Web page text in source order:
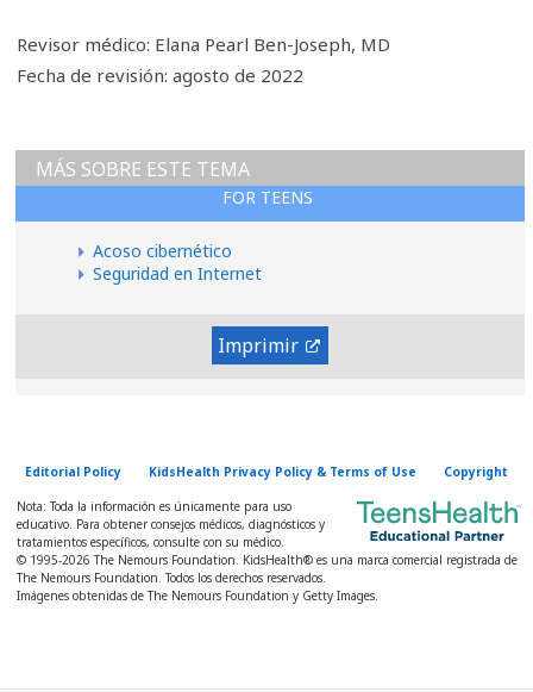
Revisor médico: Elana Pearl Ben-Joseph, MD
Fecha de revisión: agosto de 2022
FOR TEENS
MÁS SOBRE ESTE TEMA
Acoso cibernético
Seguridad en Internet
Imprimir
Editorial Policy KidsHealth Privacy Policy & Terms of Use Copyright
Nota: Toda la información es únicamente para uso
educativo. Para obtener consejos médicos, diagnósticos y
tratamientos específicos, consulte con su médico.
© 1995-2026 The Nemours Foundation. KidsHealth® es una marca comercial registrada de
The Nemours Foundation. Todos los derechos reservados.
Imágenes obtenidas de The Nemours Foundation y Getty Images.